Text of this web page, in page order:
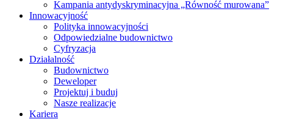
Kampania antydyskryminacyjna „Równość murowana”
Innowacyjność
Polityka innowacyjności
Odpowiedzialne budownictwo
Cyfryzacja
Działalność
Budownictwo
Deweloper
Projektuj i buduj
Nasze realizacje
Kariera